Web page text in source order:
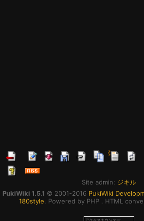
Site admin: ジキル
PukiWiki 1.5.1 © 2001-2016 PukiWiki
180style. Powered by PHP . HTML